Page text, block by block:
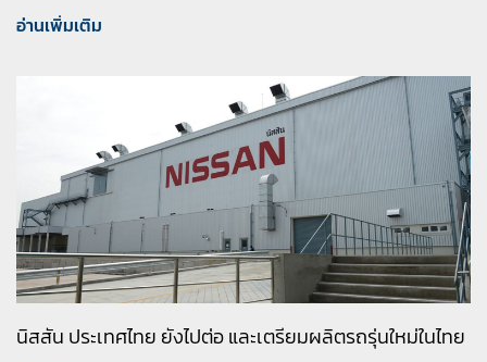
อ่านเพิ่มเติม
นิสสัน ประเทศไทย ยังไปต่อ และเตรียมผลิตรถรุ่นใหม่ในไทย